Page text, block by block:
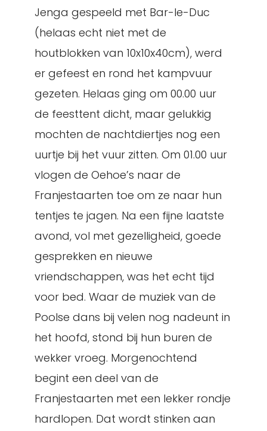
Jenga gespeeld met Bar-le-Duc
(helaas echt niet met de
houtblokken van 10x10x40cm), werd
er gefeest en rond het kampvuur
gezeten. Helaas ging om 00.00 uur
de feesttent dicht, maar gelukkig
mochten de nachtdiertjes nog een
uurtje bij het vuur zitten. Om 01.00 uur
vlogen de Oehoe’s naar de
Franjestaarten toe om ze naar hun
tentjes te jagen. Na een fijne laatste
avond, vol met gezelligheid, goede
gesprekken en nieuwe
vriendschappen, was het echt tijd
voor bed. Waar de muziek van de
Poolse dans bij velen nog nadeunt in
het hoofd, stond bij hun buren de
wekker vroeg. Morgenochtend
begint een deel van de
Franjestaarten met een lekker rondje
hardlopen. Dat wordt stinken aan